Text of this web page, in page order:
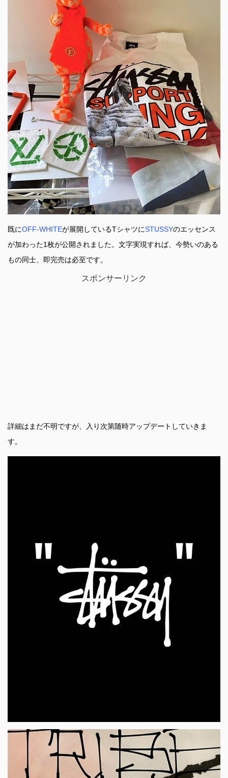
既にOFF-WHITEが展開しているTシャツにSTUSSYのエッセンス
が加わった1枚が公開されました。文字実現すれば、今勢いのある
もの同士、即完売は必至です。
スポンサーリンク
詳細はまだ不明ですが、入り次第随時アップデートしていきま
す。